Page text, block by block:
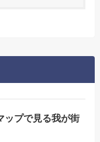
ップで見る我が街